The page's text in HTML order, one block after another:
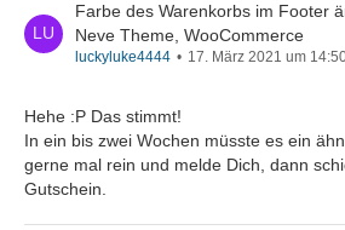
Farbe des Warenkorbs im Footer
Neve Theme, WooCommerce
luckyluke4444 17. März 2021 um
Hehe :P Das stimmt!
In ein bis zwei Wochen müsste es ein
gerne mal rein und melde Dich, dann
Gutschein.